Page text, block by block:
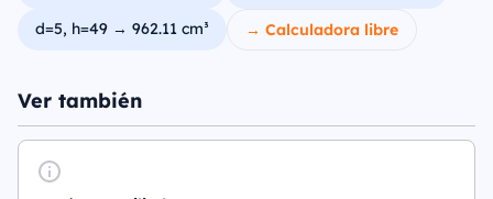
d=5, h=49 → 962.11 cm³
→ Calculadora libre
Ver también